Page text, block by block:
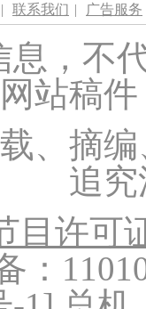
| 联系我们 | 广告服务
息，不
站稿
、摘
追
目许可
：